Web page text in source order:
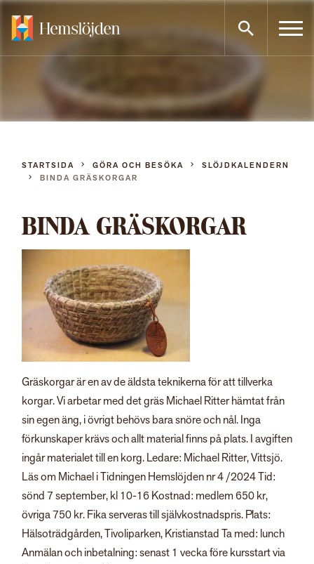
innehållet
STARTSIDA GÖRA OCH BESÖKA
SLÖJDKALENDERN
BINDA GRÄSKORGAR
BINDA GRÄSKORGAR
Gräskorgar är en av de äldsta teknikerna för att tillverka
korgar. Vi arbetar med det gräs Michael Ritter hämtat från
sin egen äng, i övrigt behövs bara snöre och nål. Inga
förkunskaper krävs och allt material finns på plats. I avgiften
ingår materialet till en korg. Ledare: Michael Ritter, Vittsjö.
Läs om Michael i Tidningen Hemslöjden nr 4 /2024 Tid:
sönd 7 september, kl 10-16 Kostnad: medlem 650 kr,
övriga 750 kr. Fika serveras till självkostnadspris. Plats:
Hälsoträdgården, Tivoliparken, Kristianstad Ta med: lunch
Anmälan och inbetalning: senast 1 vecka före kursstart via